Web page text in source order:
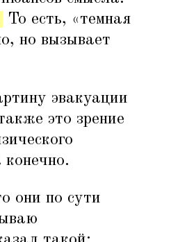
То есть, «темная
но вызывает
эвакуации
это зрение
они по сути